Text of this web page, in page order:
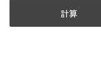
計算